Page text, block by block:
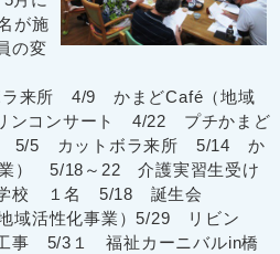
が施
の変
ラ来所 4/9 かまどCafé（地域
ンコンサート 4/22 プチかまど
5/5 カットボラ来所 5/14 か
業） 5/18～22 介護実習生受け
学校 １名 5/18 誕生会
域活性化事業）5/29 リビン
事 5/3１ 福祉カーニバルin橋